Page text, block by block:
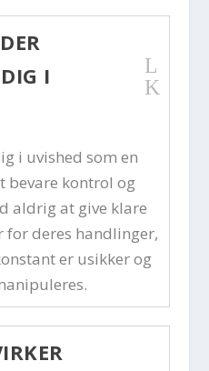
I
L
K
i uvished som en
bevare kontrol og
aldrig at give klare
for deres handlinger,
er usikker og